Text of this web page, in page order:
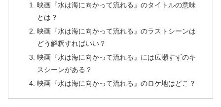
映画『水は海に向かって流れる』のタイトルの意味
とは？
映画『水は海に向かって流れる』のラストシーンは
どう解釈すればいい？
映画『水は海に向かって流れる』には広瀬すずのキ
スシーンがある？
映画『水は海に向かって流れる』のロケ地はどこ？